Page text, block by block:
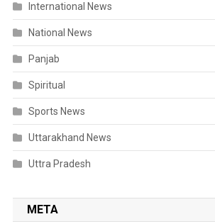
International News
National News
Panjab
Spiritual
Sports News
Uttarakhand News
Uttra Pradesh
META